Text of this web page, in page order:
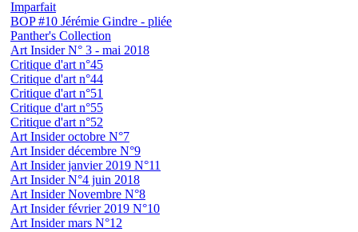
Imparfait
BOP #10 Jérémie Gindre - pliée
Panther's Collection
Art Insider N° 3 - mai 2018
Critique d'art n°45
Critique d'art n°44
Critique d'art n°51
Critique d'art n°55
Critique d'art n°52
Art Insider octobre N°7
Art Insider décembre N°9
Art Insider janvier 2019 N°11
Art Insider N°4 juin 2018
Art Insider Novembre N°8
Art Insider février 2019 N°10
Art Insider mars N°12